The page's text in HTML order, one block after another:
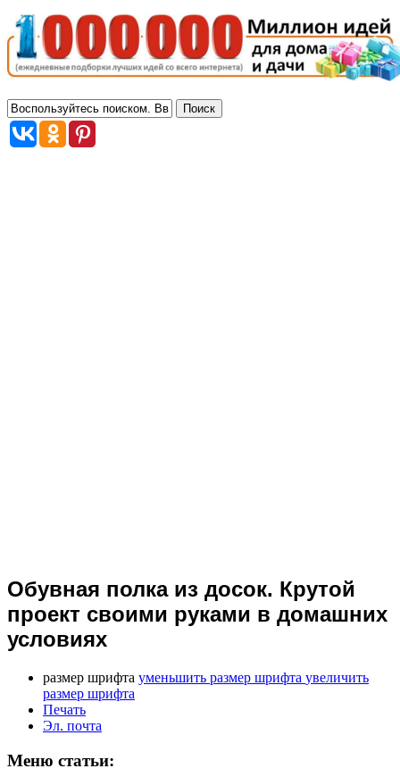
Обувная полка из досок. Крутой
проект своими руками в домашних
условиях
размер шрифта уменьшить размер шрифта увеличить
размер шрифта
Печать
Эл. почта
Меню статьи: